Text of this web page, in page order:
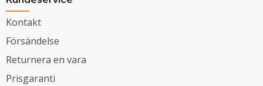
Kontakt
Försändelse
Returnera en vara
Prisgaranti